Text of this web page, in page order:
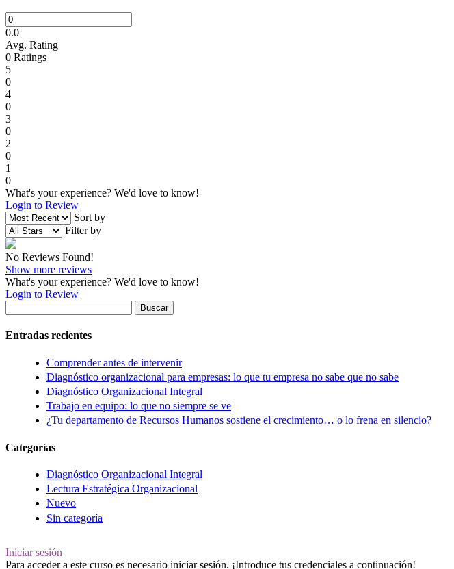
0.0
Avg. Rating
0 Ratings
5
0
4
0
3
0
2
0
1
0
What's your experience? We'd love to know!
Login to Review
Sort by
Filter by
No Reviews Found!
Show more reviews
What's your experience? We'd love to know!
Login to Review
Entradas recientes
Comprender antes de intervenir
Diagnóstico organizacional para empresas: lo que tu empresa no sabe que no sabe
Diagnóstico Organizacional Integral
Trabajo en equipo: lo que no siempre se ve
¿Tu departamento de Recursos Humanos sostiene el crecimiento… o lo frena en silencio?
Categorías
Diagnóstico Organizacional Integral
Lectura Estratégica Organizacional
Nuevo
Sin categoría
Iniciar sesión
Para acceder a este curso es necesario iniciar sesión. ¡Introduce tus credenciales a continuación!